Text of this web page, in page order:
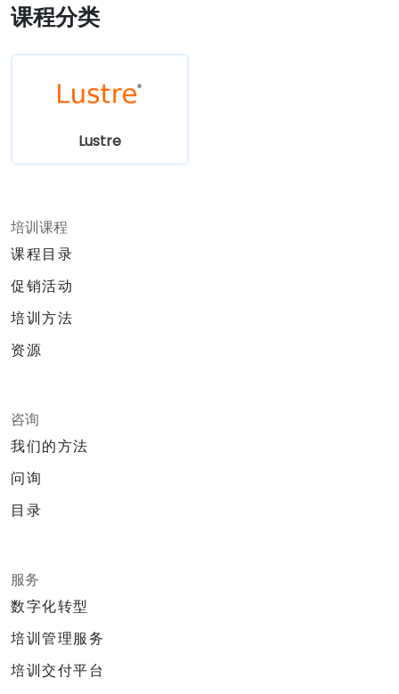
课程分类
Lustre
培训课程
课程目录
促销活动
培训方法
资源
咨询
我们的方法
问询
目录
服务
数字化转型
培训管理服务
培训交付平台